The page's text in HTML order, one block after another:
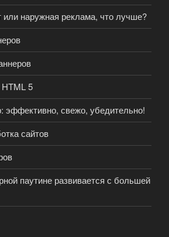
или наружная реклама, что лучше?
5
эффективно, свежо, убедительно!
сайтов
паутине развивается с большей